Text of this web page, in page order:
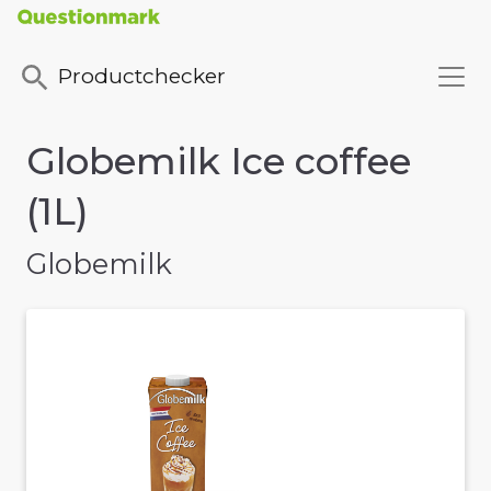
Productchecker
Globemilk Ice coffee
(1L)
Globemilk